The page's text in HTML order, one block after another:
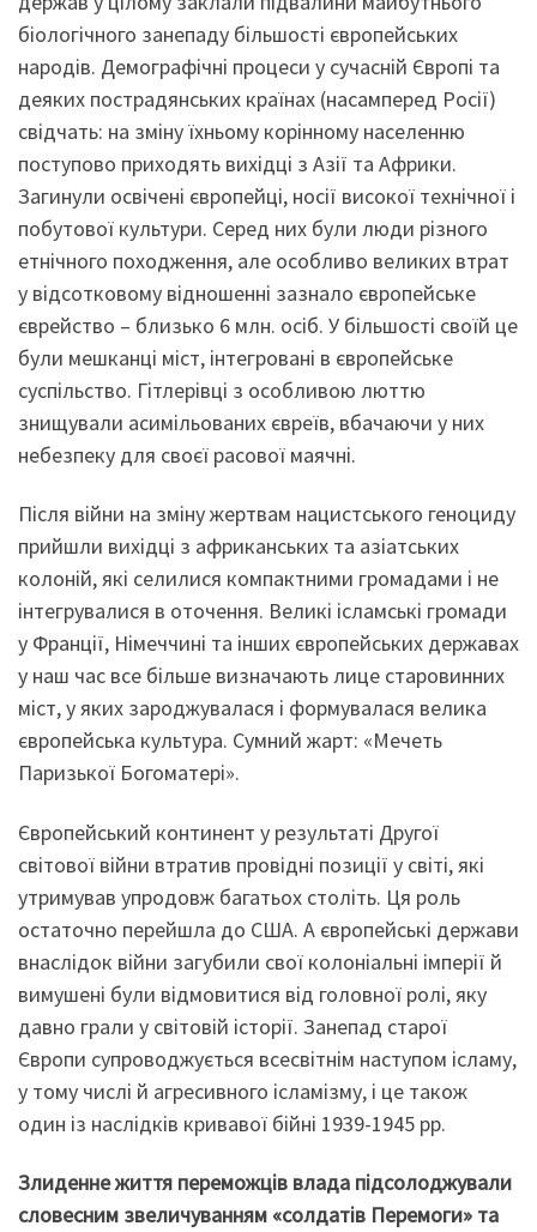
біологічного занепаду більшості європейських
народів. Демографічні процеси у сучасній Європі та
деяких пострадянських країнах (насамперед Росії)
свідчать: на зміну їхньому корінному населенню
поступово приходять вихідці з Азії та Африки.
Загинули освічені європейці, носії високої технічної і
побутової культури. Серед них були люди різного
етнічного походження, але особливо великих втрат
у відсотковому відношенні зазнало європейське
єврейство – близько 6 млн. осіб. У більшості своїй це
були мешканці міст, інтегровані в європейське
суспільство. Гітлерівці з особливою люттю
знищували асимільованих євреїв, вбачаючи у них
небезпеку для своєї расової маячні.
Після війни на зміну жертвам нацистського геноциду
прийшли вихідці з африканських та азіатських
колоній, які селилися компактними громадами і не
інтегрувалися в оточення. Великі ісламські громади
у Франції, Німеччині та інших європейських державах
у наш час все більше визначають лице старовинних
міст, у яких зароджувалася і формувалася велика
європейська культура. Сумний жарт: «Мечеть
Паризької Богоматері».
Європейський континент у результаті Другої
світової війни втратив провідні позиції у світі, які
утримував упродовж багатьох століть. Ця роль
остаточно перейшла до США. А європейські держави
внаслідок війни загубили свої колоніальні імперії й
вимушені були відмовитися від головної ролі, яку
давно грали у світовій історії. Занепад старої
Європи супроводжується всесвітнім наступом ісламу,
у тому числі й агресивного ісламізму, і це також
один із наслідків кривавої бійні 1939-1945 рр.
Злиденне життя переможців влада підсолоджували
словесним звеличуванням «солдатів Перемоги» та